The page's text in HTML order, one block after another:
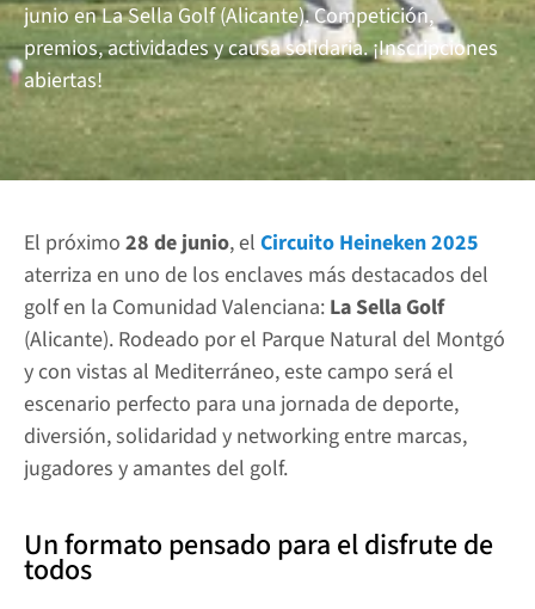
junio en La Sella Golf (Alicante). Competición,
premios, actividades y causa solidaria. ¡Inscripciones
abiertas!
El próximo 28 de junio, el Circuito Heineken 2025
aterriza en uno de los enclaves más destacados del
golf en la Comunidad Valenciana: La Sella Golf
(Alicante). Rodeado por el Parque Natural del Montgó
y con vistas al Mediterráneo, este campo será el
escenario perfecto para una jornada de deporte,
diversión, solidaridad y networking entre marcas,
jugadores y amantes del golf.
Un formato pensado para el disfrute de
todos